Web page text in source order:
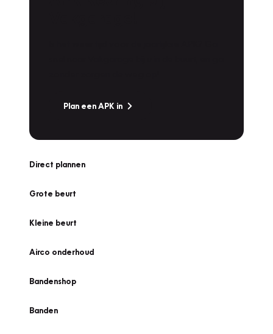
Plan een APK in
Direct plannen
Grote beurt
Kleine beurt
Airco onderhoud
Bandenshop
Banden